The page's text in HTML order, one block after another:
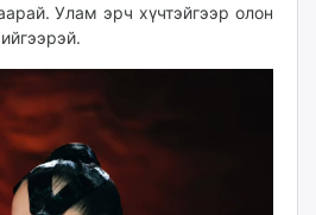
Улам эрч хүчтэйгээр олон